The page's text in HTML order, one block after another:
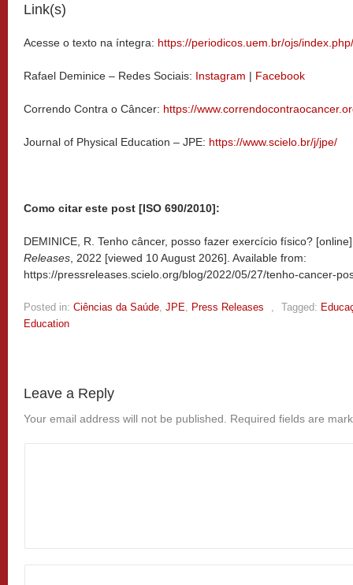
Link(s)
Acesse o texto na íntegra: https://periodicos.uem.br/ojs/
Rafael Deminice – Redes Sociais: Instagram | Facebook
Correndo Contra o Câncer: https://
Journal of Physical Education – JPE: https://www.scielo.br/j/jpe/
Como citar este post [ISO 690/2010]:
DEMINICE, R. Tenho câncer, posso fazer exercício físico?
Releases , 2022 [viewed 10 August 2026]. Available from:
https://pressreleases.scielo.org/blog/2022/05/27/tenho-cancer-
Posted in: Ciências da Saúde JPE Press Releases Tagged:
Education
Leave a Reply
Your email address will not be published. Required fields are